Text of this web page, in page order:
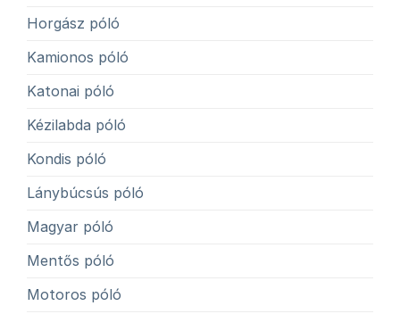
Horgász póló
Kamionos póló
Katonai póló
Kézilabda póló
Kondis póló
Lánybúcsús póló
Magyar póló
Mentős póló
Motoros póló